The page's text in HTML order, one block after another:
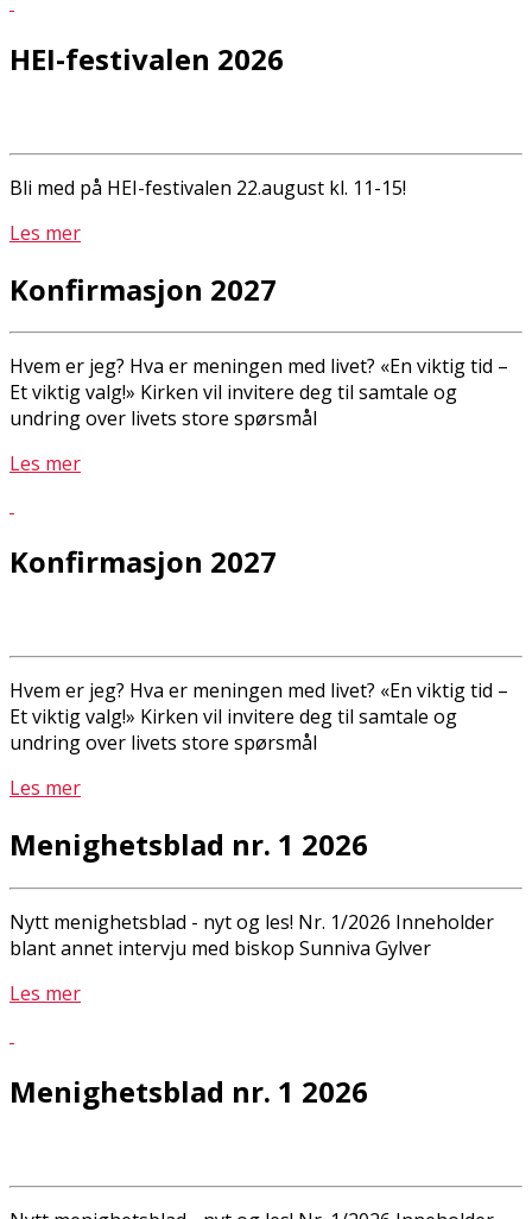
HEI-festivalen 2026
Bli med på HEI-festivalen 22.august kl. 11-15!
Les mer
Konfirmasjon 2027
Hvem er jeg? Hva er meningen med livet? «En viktig tid –
Et viktig valg!» Kirken vil invitere deg til samtale og
undring over livets store spørsmål
Les mer
Konfirmasjon 2027
Hvem er jeg? Hva er meningen med livet? «En viktig tid –
Et viktig valg!» Kirken vil invitere deg til samtale og
undring over livets store spørsmål
Les mer
Menighetsblad nr. 1 2026
Nytt menighetsblad - nyt og les! Nr. 1/2026 Inneholder
blant annet intervju med biskop Sunniva Gylver
Les mer
Menighetsblad nr. 1 2026